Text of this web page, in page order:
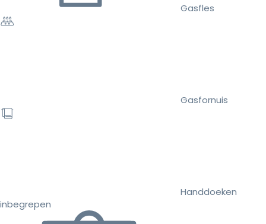
Gasfles
Gasfornuis
Handdoeken
inbegrepen